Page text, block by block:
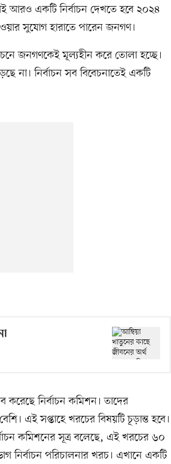
আরও একটি নির্বাচন দেখতে হবে ২০২৪
সুযোগ হারাতে পারেন জনগণ।
জনগণকেই মূল্যহীন করে তোলা হচ্ছে।
না। নির্বাচন সব বিবেচনাতেই একটি
করেছে নির্বাচন কমিশন। তাদের
এই সপ্তাহে খরচের বিষয়টি চূড়ান্ত হবে।
কমিশনের সূত্র বলেছে, এই খরচের ৬০
নির্বাচন পরিচালনার খরচ। এখানে একটি